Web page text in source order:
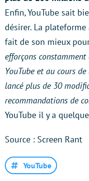
Enfin, YouTube sait
désirer. La
fait de son mieux
efforçons constamment
YouTube et au cours
lancé plus de 30
recommandations de
YouTube il y a
Source : Screen Rant
YouTube